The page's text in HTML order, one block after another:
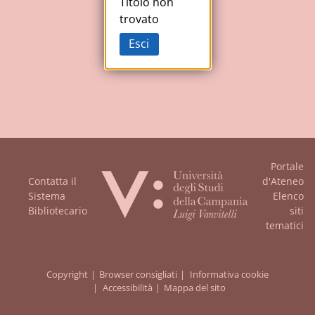
Contatta il
Sistema
Bibliotecario
Portale
d'Ateneo
Elenco
siti
tematici
Copyright Browser consigliati
Informativa cookie
Accessibilità
Mappa del sito
trovato
Esci